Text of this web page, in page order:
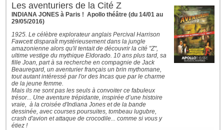
Les aventuriers de la Cité Z
INDIANA JONES à Paris ! Apollo théâtre (du 14/01 au
29/05/2016)
1925. Le célèbre explorateur anglais Percival Harrison
Fawcett disparaît mystérieusement dans la jungle
amazonienne alors qu'il tentait de découvrir la cité "Z",
ultime vestige du mythique Eldorado. 10 ans plus tard, sa
fille Joan, part à sa recherche en compagnie de Jack
Beauregard, un aventurier français un brin mythomane,
tout autant intéressé par l'or des Incas que par le charme
de la jeune femme.
Mais ils ne sont pas les seuls à convoiter ce fabuleux
trésor... Une aventure trépidante, inspirée d’une histoire
vraie, à la croisée d'Indiana Jones et de la bande
dessinée, avec courses poursuites, tombeau lugubre,
crash d'avion et attaque de crocodile... comme si vous y
étiez !